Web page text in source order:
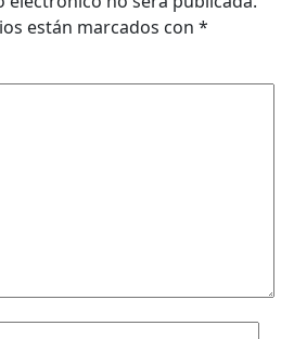
están marcados con *